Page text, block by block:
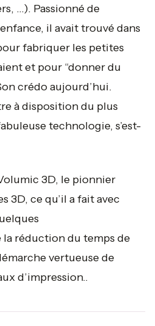
…). Passionné de
il avait trouvé dans
fabriquer les petites
et pour “donner du
crédo aujourd’hui.
à disposition du plus
technologie, s’est-
3D, le pionnier
3D, ce qu’il a fait avec
réduction du temps de
vertueuse de
d’impression..